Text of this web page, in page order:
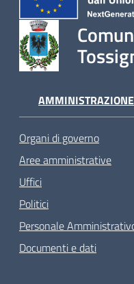
AMMINISTRAZIONE
Organi di governo
Aree amministrative
Uffici
Politici
Personale
Documenti e dati